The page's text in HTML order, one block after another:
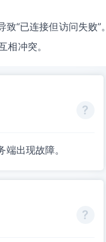
“已连接但访问失败”。
冲突。
出现故障。